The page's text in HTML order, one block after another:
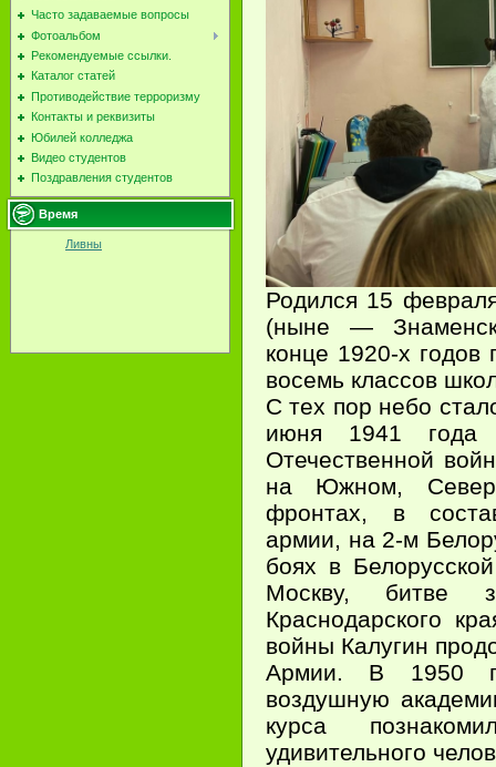
Часто задаваемые вопросы
Фотоальбом
Рекомендуемые ссылки.
Каталог статей
Противодействие терроризму
Контакты и реквизиты
Юбилей колледжа
Видео студентов
Поздравления студентов
Время
Ливны
Родился 15
(ныне —
конце 1920-х годов
восемь классов
С тех пор небо
июня 1941
Отечественной
на Южном, Северо-
фронтах, в
армии, на 2-м
боях в
Москву, битве
Краснодарского
войны Калугин
Армии. В 1950
воздушную
курса
удивительного